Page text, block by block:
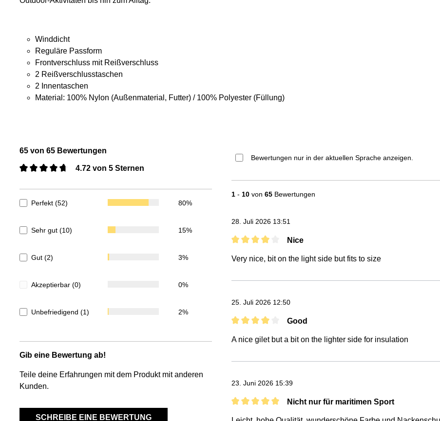
Winddicht
Reguläre Passform
Frontverschluss mit Reißverschluss
2 Reißverschlusstaschen
2 Innentaschen
Material: 100% Nylon (Außenmaterial, Futter) / 100% Polyester (Füllung)
65 von 65 Bewertungen
4.72 von 5 Sternen
Perfekt (52) 80%
Sehr gut (10) 15%
Gut (2) 3%
Akzeptierbar (0) 0%
Unbefriedigend (1) 2%
Gib eine Bewertung ab!
Teile deine Erfahrungen mit dem Produkt mit anderen
Kunden.
SCHREIBE EINE BEWERTUNG
Bewertungen nur in der aktuellen Sprache anzeigen.
1- 10von 65Bewertungen
28. Juli 2026 13:51
Nice
Very nice, bit on the light side but fits to size
25. Juli 2026 12:50
Good
A nice gilet but a bit on the lighter side for insulation
23. Juni 2026 15:39
Nicht nur für maritimen Sport